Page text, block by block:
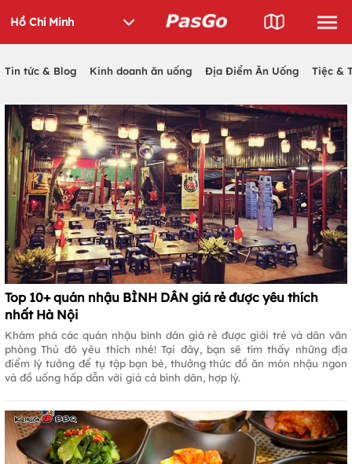
Tin tức & Blog Kinh doanh ăn uống Địa Điểm Ăn Uống Tiệc &
Top 10+ quán nhậu BÌNH DÂN giá rẻ được yêu thích
nhất Hà Nội
Khám phá các quán nhậu bình dân giá rẻ được giới trẻ và dân văn
phòng Thủ đô yêu thích nhé! Tại đây, bạn sẽ tìm thấy những địa
điểm lý tưởng để tụ tập bạn bè, thưởng thức đồ ăn món nhậu ngon
và đồ uống hấp dẫn với giá cả bình dân, hợp lý.